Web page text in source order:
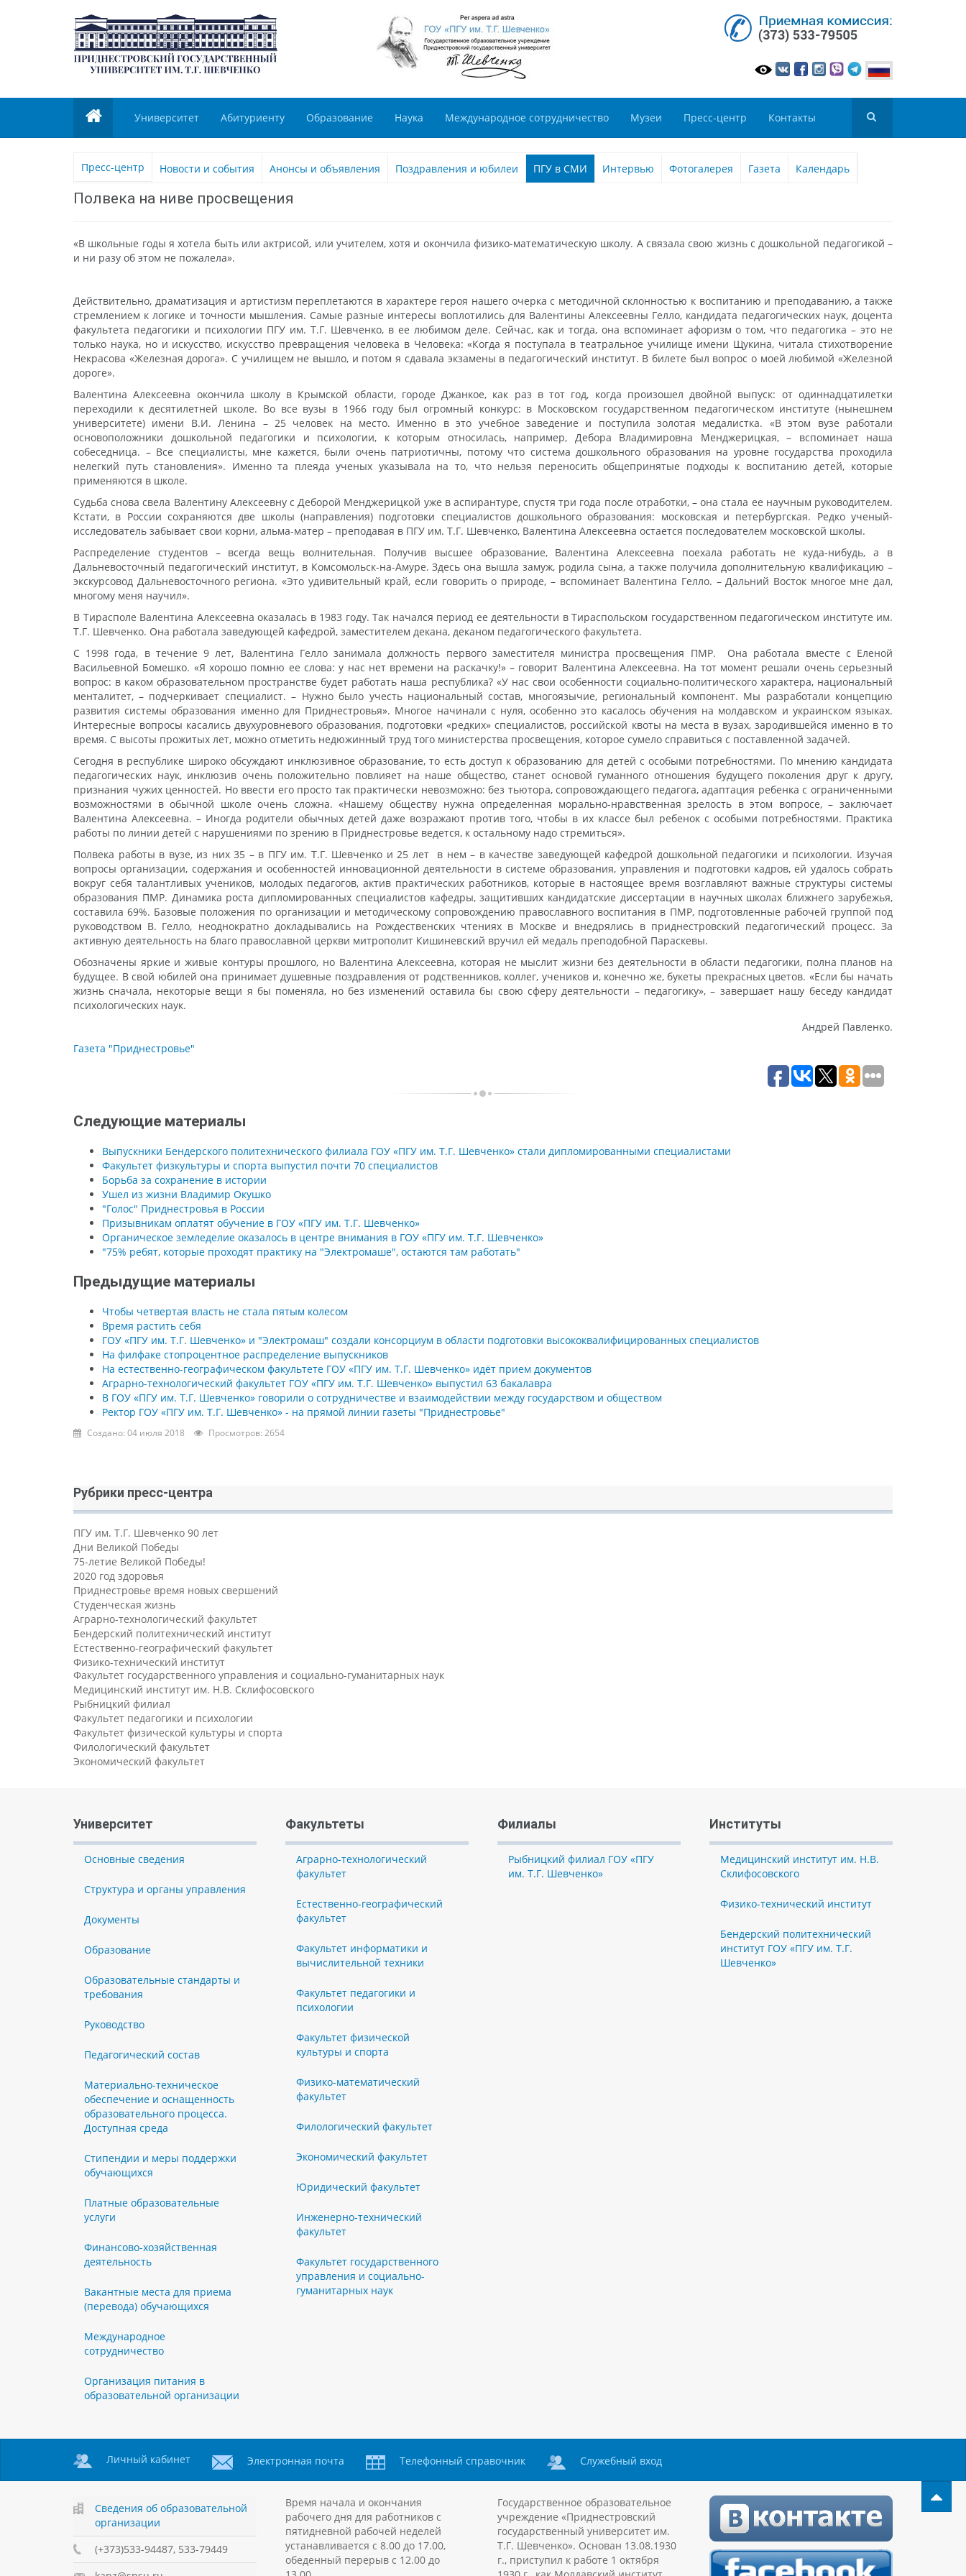
Университет Абитуриенту Образование Наука Международное сотрудничество Музеи Пресс-центр Контакты
Пресс-центр Новости и события Анонсы и объявления Поздравления и юбилеи ПГУ в СМИ Интервью Фотогалерея Газета Календарь
Полвека на ниве просвещения
«В школьные годы я хотела быть или актрисой, или учителем, хотя и окончила физико-математическую школу. А связала свою жизнь с дошкольной педагогикой –
и ни разу об этом не пожалела».
Действительно, драматизация и артистизм переплетаются в характере героя нашего очерка с методичной склонностью к воспитанию и преподаванию, а также
стремлением к логике и точности мышления. Самые разные интересы воплотились для Валентины Алексеевны Гелло, кандидата педагогических наук, доцента
факультета педагогики и психологии ПГУ им. Т.Г. Шевченко, в ее любимом деле. Сейчас, как и тогда, она вспоминает афоризм о том, что педагогика – это не
только наука, но и искусство, искусство превращения человека в Человека: «Когда я поступала в театральное училище имени Щукина, читала стихотворение
Некрасова «Железная дорога». С училищем не вышло, и потом я сдавала экзамены в педагогический институт. В билете был вопрос о моей любимой «Железной
дороге».
Валентина Алексеевна окончила школу в Крымской области, городе Джанкое, как раз в тот год, когда произошел двойной выпуск: от одиннадцатилетки
переходили к десятилетней школе. Во все вузы в 1966 году был огромный конкурс: в Московском государственном педагогическом институте (нынешнем
университете) имени В.И. Ленина – 25 человек на место. Именно в это учебное заведение и поступила золотая медалистка. «В этом вузе работали
основоположники дошкольной педагогики и психологии, к которым относилась, например, Дебора Владимировна Менджерицкая, – вспоминает наша
собеседница. – Все специалисты, мне кажется, были очень патриотичны, потому что система дошкольного образования на уровне государства проходила
нелегкий путь становления». Именно та плеяда ученых указывала на то, что нельзя переносить общепринятые подходы к воспитанию детей, которые
применяются в школе.
Судьба снова свела Валентину Алексеевну с Деборой Менджерицкой уже в аспирантуре, спустя три года после отработки, – она стала ее научным руководителем.
Кстати, в России сохраняются две школы (направления) подготовки специалистов дошкольного образования: московская и петербургская. Редко ученый-
исследователь забывает свои корни, альма-матер – преподавая в ПГУ им. Т.Г. Шевченко, Валентина Алексеевна остается последователем московской школы.
Распределение студентов – всегда вещь волнительная. Получив высшее образование, Валентина Алексеевна поехала работать не куда-нибудь, а в
Дальневосточный педагогический институт, в Комсомольск-на-Амуре. Здесь она вышла замуж, родила сына, а также получила дополнительную квалификацию –
экскурсовод Дальневосточного региона. «Это удивительный край, если говорить о природе, – вспоминает Валентина Гелло. – Дальний Восток многое мне дал,
многому меня научил».
В Тирасполе Валентина Алексеевна оказалась в 1983 году. Так начался период ее деятельности в Тираспольском государственном педагогическом институте им.
Т.Г. Шевченко. Она работала заведующей кафедрой, заместителем декана, деканом педагогического факультета.
С 1998 года, в течение 9 лет, Валентина Гелло занимала должность первого заместителя министра просвещения ПМР. Она работала вместе с Еленой
Васильевной Бомешко. «Я хорошо помню ее слова: у нас нет времени на раскачку!» – говорит Валентина Алексеевна. На тот момент решали очень серьезный
вопрос: в каком образовательном пространстве будет работать наша республика? «У нас свои особенности социально-политического характера, национальный
менталитет, – подчеркивает специалист. – Нужно было учесть национальный состав, многоязычие, региональный компонент. Мы разработали концепцию
развития системы образования именно для Приднестровья». Многое начинали с нуля, особенно это касалось обучения на молдавском и украинском языках.
Интересные вопросы касались двухуровневого образования, подготовки «редких» специалистов, российской квоты на места в вузах, зародившейся именно в то
время. С высоты прожитых лет, можно отметить недюжинный труд того министерства просвещения, которое сумело справиться с поставленной задачей.
Сегодня в республике широко обсуждают инклюзивное образование, то есть доступ к образованию для детей с особыми потребностями. По мнению кандидата
педагогических наук, инклюзив очень положительно повлияет на наше общество, станет основой гуманного отношения будущего поколения друг к другу,
признания чужих ценностей. Но ввести его просто так практически невозможно: без тьютора, сопровождающего педагога, адаптация ребенка с ограниченными
возможностями в обычной школе очень сложна. «Нашему обществу нужна определенная морально-нравственная зрелость в этом вопросе, – заключает
Валентина Алексеевна. – Иногда родители обычных детей даже возражают против того, чтобы в их классе был ребенок с особыми потребностями. Практика
работы по линии детей с нарушениями по зрению в Приднестровье ведется, к остальному надо стремиться».
Полвека работы в вузе, из них 35 – в ПГУ им. Т.Г. Шевченко и 25 лет в нем – в качестве заведующей кафедрой дошкольной педагогики и психологии. Изучая
вопросы организации, содержания и особенностей инновационной деятельности в системе образования, управления и подготовки кадров, ей удалось собрать
вокруг себя талантливых учеников, молодых педагогов, актив практических работников, которые в настоящее время возглавляют важные структуры системы
образования ПМР. Динамика роста дипломированных специалистов кафедры, защитивших кандидатские диссертации в научных школах ближнего зарубежья,
составила 69%. Базовые положения по организации и методическому сопровождению православного воспитания в ПМР, подготовленные рабочей группой под
руководством В. Гелло, неоднократно докладывались на Рождественских чтениях в Москве и внедрялись в приднестровский педагогический процесс. За
активную деятельность на благо православной церкви митрополит Кишиневский вручил ей медаль преподобной Параскевы.
Обозначены яркие и живые контуры прошлого, но Валентина Алексеевна, которая не мыслит жизни без деятельности в области педагогики, полна планов на
будущее. В свой юбилей она принимает душевные поздравления от родственников, коллег, учеников и, конечно же, букеты прекрасных цветов. «Если бы начать
жизнь сначала, некоторые вещи я бы поменяла, но без изменений оставила бы свою сферу деятельности – педагогику», – завершает нашу беседу кандидат
психологических наук.
Андрей Павленко.
Газета "Приднестровье"
Следующие материалы
Выпускники Бендерского политехнического филиала ГОУ «ПГУ им. Т.Г. Шевченко» стали дипломированными специалистами
Факультет физкультуры и спорта выпустил почти 70 специалистов
Борьба за сохранение в истории
Ушел из жизни Владимир Окушко
"Голос" Приднестровья в России
Призывникам оплатят обучение в ГОУ «ПГУ им. Т.Г. Шевченко»
Органическое земледелие оказалось в центре внимания в ГОУ «ПГУ им. Т.Г. Шевченко»
"75% ребят, которые проходят практику на "Электромаше", остаются там работать"
Предыдущие материалы
Чтобы четвертая власть не стала пятым колесом
Время растить себя
ГОУ «ПГУ им. Т.Г. Шевченко» и "Электромаш" создали консорциум в области подготовки высококвалифицированных специалистов
На филфаке стопроцентное распределение выпускников
На естественно-географическом факультете ГОУ «ПГУ им. Т.Г. Шевченко» идёт прием документов
Аграрно-технологический факультет ГОУ «ПГУ им. Т.Г. Шевченко» выпустил 63 бакалавра
В ГОУ «ПГУ им. Т.Г. Шевченко» говорили о сотрудничестве и взаимодействии между государством и обществом
Ректор ГОУ «ПГУ им. Т.Г. Шевченко» - на прямой линии газеты "Приднестровье"
Создано: 04 июля 2018 Просмотров: 2654
Рубрики пресс-центра
ПГУ им. Т.Г. Шевченко 90 лет
Дни Великой Победы
75-летие Великой Победы!
2020 год здоровья
Приднестровье время новых свершений
Студенческая жизнь
Аграрно-технологический факультет
Бендерский политехнический институт
Естественно-географический факультет
Физико-технический институт
Факультет государственного управления и социально-гуманитарных наук
Медицинский институт им. Н.В. Склифосовского
Рыбницкий филиал
Факультет педагогики и психологии
Факультет физической культуры и спорта
Филологический факультет
Экономический факультет
Университет
Основные сведения
Структура и органы управления
Документы
Образование
Образовательные стандарты и
требования
Руководство
Педагогический состав
Материально-техническое
обеспечение и оснащенность
образовательного процесса.
Доступная среда
Стипендии и меры поддержки
обучающихся
Платные образовательные
услуги
Финансово-хозяйственная
деятельность
Вакантные места для приема
(перевода) обучающихся
Международное
сотрудничество
Организация питания в
образовательной организации
Факультеты
Аграрно-технологический
факультет
Естественно-географический
факультет
Факультет информатики и
вычислительной техники
Факультет педагогики и
психологии
Факультет физической
культуры и спорта
Физико-математический
факультет
Филологический факультет
Экономический факультет
Юридический факультет
Инженерно-технический
факультет
Факультет государственного
управления и социально-
гуманитарных наук
Филиалы
Рыбницкий филиал ГОУ «ПГУ
им. Т.Г. Шевченко»
Институты
Медицинский институт им. Н.В.
Склифосовского
Физико-технический институт
Бендерский политехнический
институт ГОУ «ПГУ им. Т.Г.
Шевченко»
Личный кабинет Электронная почта Телефонный справочник Служебный вход
Сведения об образовательной
организации
(+373)533-94487, 533-79449
Время начала и окончания
рабочего дня для работников с
пятидневной рабочей неделей
устанавливается с 8.00 до 17.00,
обеденный перерыв с 12.00 до
Государственное образовательное
учреждение «Приднестровский
государственный университет им.
Т.Г. Шевченко». Основан 13.08.1930
г., приступил к работе 1 октября